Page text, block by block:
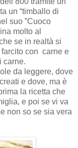
un “timballo di
suo ”Cuoco
molto al
se in realtà si
farcito con carne e
carne.
da leggere, dove
e dove, ma è
la ricetta che
e poi se vi va
non so se sia vera